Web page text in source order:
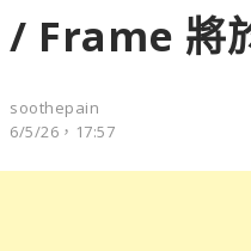
/ Frame 將
soothepain
6/5/26，17:57